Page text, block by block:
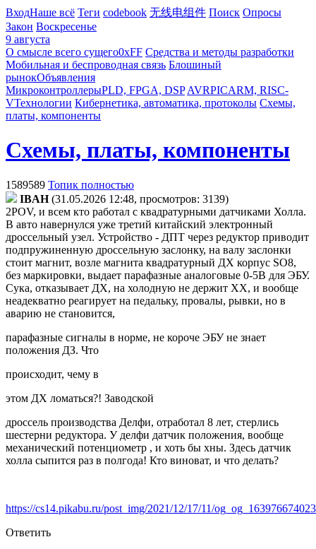
ВходНаше всё Теги codebook 无线电组件 Поиск Опросы
Закон Воскресенье
9 августа
О смысле всего сущего0xFF Средства и методы разработки
Мобильная и беспроводная связь Блошиный
рынокОбъявления
МикроконтроллерыPLD, FPGA, DSP AVRPICARM, RISC-
VТехнологии Кибернетика, автоматика, протоколы Схемы,
платы, компоненты
Схемы, платы, компоненты
1589589 Топик полностью
IBAH (31.05.2026 12:48, просмотров: 3139)
2POV, и всем кто работал с квадратурными датчиками Холла.
В авто навернулся уже третий китайский электронный
дроссельный узел. Устройство - ДПТ через редуктор приводит
подпружиненную дроссельную заслонку, на валу заслонки
стоит магнит, возле магнита квадратурный ДХ корпус SO8,
без маркировки, выдает парафазные аналоговые 0-5В для ЭБУ.
Сука, отказывает ДХ, на холодную не держит ХХ, и вообще
неадекватно реагирует на педальку, провалы, рывки, но в
аварию не становится,
парафазные сигналы в норме, не короче ЭБУ не знает
положения ДЗ. Что
происходит, чему в
этом ДХ ломаться?! Заводской
дроссель производства Делфи, отработал 8 лет, стерлись
шестерни редуктора. У делфи датчик положения, вообще
механический потенциометр , и хоть бы хны. Здесь датчик
холла сыпится раз в полгода! Кто виноват, и что делать?
https://cs14.pikabu.ru/post_img/2021/12/17/11/
Ответить